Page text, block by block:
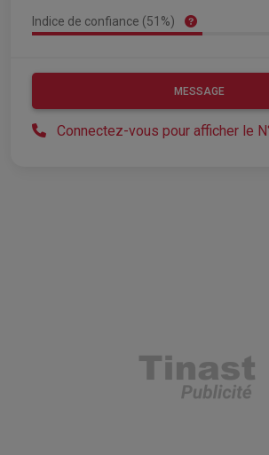
Indice de confiance (51%)
MESSAGE
Connectez-vous pour afficher le